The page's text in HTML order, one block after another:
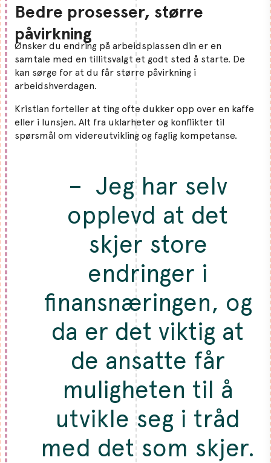
Bedre prosesser, større
påvirkning
Ønsker du endring på arbeidsplassen din er en
samtale med en tillitsvalgt et godt sted å starte. De
kan sørge for at du får større påvirkning i
arbeidshverdagen.
Kristian forteller at ting ofte dukker opp over en kaffe
eller i lunsjen. Alt fra uklarheter og konflikter til
spørsmål om videreutvikling og faglig kompetanse.
– Jeg har selv
opplevd at det
skjer store
endringer i
finansnæringen, og
da er det viktig at
de ansatte får
muligheten til å
utvikle seg i tråd
med det som skjer.